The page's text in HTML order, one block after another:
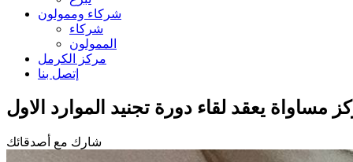
شركاء وممولون
شركاء
الممولون
مركز الكرمل
إتصل بنا
مساواة يعقد لقاء دورة تجنيد الموارد الاول
شارك مع أصدقائك